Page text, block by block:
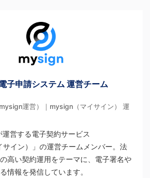
子申請システム 運営チーム
運営）｜mysign（マイサイン） 運
営する電子契約サービス
サイン）」の運営チームメンバー。法
高い契約運用をテーマに、電子署名や
情報を発信しています。